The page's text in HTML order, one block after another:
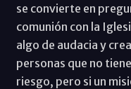
se convierte en
comunión con la
algo de audacia y
personas que no
riesgo, pero si un